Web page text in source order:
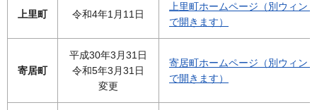
上里町 令和4年1月11日
上里町ホームページ（別ウィン
で開きます）
寄居町
平成30年3月31日
令和5年3月31日
変更
寄居町ホームページ（別ウィン
で開きます）